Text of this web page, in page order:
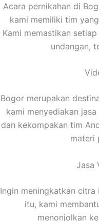
Acara pernikahan di
kami memiliki tim
Kami memastikan
undangan,
Bogor merupakan
kami menyediakan
dan kekompakan tim
materi
Jasa
Ingin meningkatkan citra
itu, kami
menonjolkan